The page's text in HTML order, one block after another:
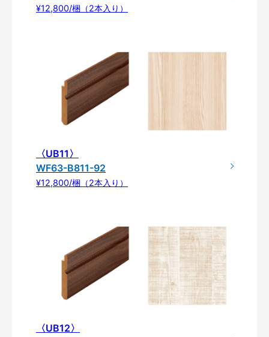
¥12,800/梱（2本入り）
〈UB11〉
WF63-B811-92
¥12,800/梱（2本入り）
〈UB12〉